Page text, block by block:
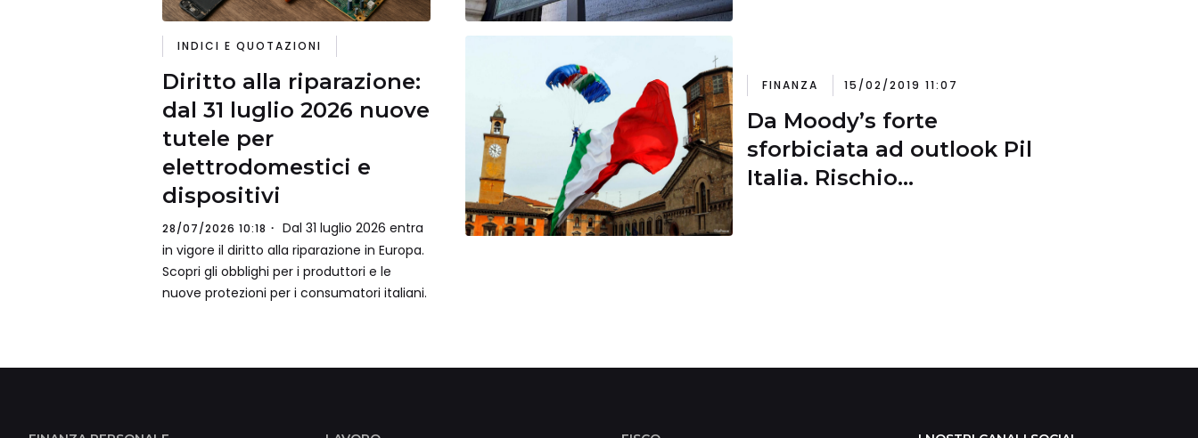
INDICI E QUOTAZIONI
Diritto alla riparazione:
dal 31 luglio 2026 nuove
tutele per
elettrodomestici e
dispositivi
28/07/2026 10:18
Dal 31 luglio 2026 entra
in vigore il diritto alla riparazione in Europa.
Scopri gli obblighi per i produttori e le
nuove protezioni per i consumatori italiani.
FINANZA 15/02/2019 11:07
Da Moody’s forte
sforbiciata ad outlook Pil
Italia. Rischio